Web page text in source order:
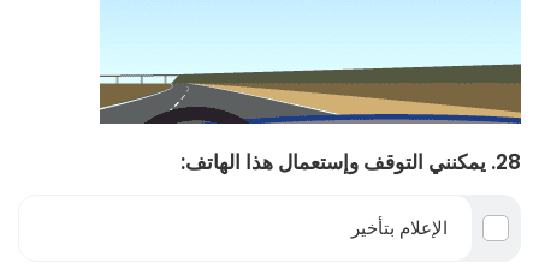
28. يمكنني التوقف وإستعمال هذا الهاتف:
الإعلام بتأخير